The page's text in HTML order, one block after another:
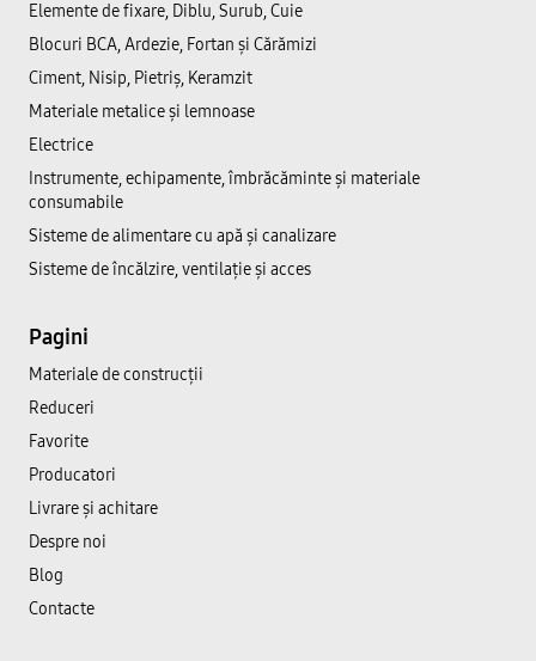
Elemente de fixare, Diblu, Surub, Cuie
Blocuri BCA, Ardezie, Fortan și Cărămizi
Ciment, Nisip, Pietriș, Keramzit
Materiale metalice și lemnoase
Electrice
Instrumente, echipamente, îmbrăcăminte și materiale
consumabile
Sisteme de alimentare cu apă și canalizare
Sisteme de încălzire, ventilație și acces
Pagini
Materiale de construcții
Reduceri
Favorite
Producatori
Livrare și achitare
Despre noi
Blog
Contacte